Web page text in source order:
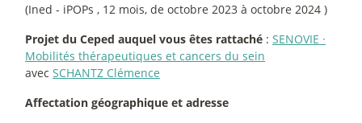
(Ined - iPOPs , 12 mois, de octobre 2023 à octobre 2024 )
Projet du Ceped auquel vous êtes rattaché : SENOVIE ·
Mobilités thérapeutiques et cancers du sein
avec SCHANTZ Clémence
Affectation géographique et adresse